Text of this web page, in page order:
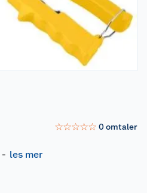
☆☆☆☆☆ 0omtaler
- les mer